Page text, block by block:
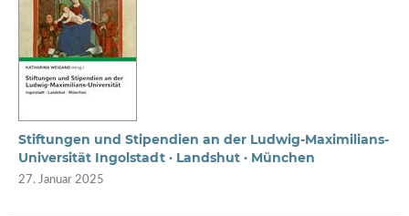
Stiftungen und Stipendien an der Ludwig-Maximilians-
Universität Ingolstadt · Landshut · München
27. Januar 2025